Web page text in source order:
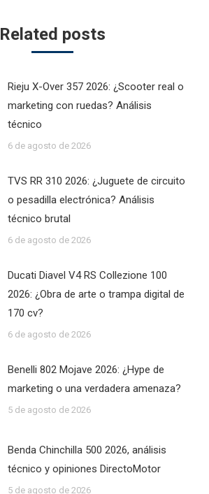
Related posts
Rieju X-Over 357 2026: ¿Scooter real o
marketing con ruedas? Análisis
técnico
6 de agosto de 2026
TVS RR 310 2026: ¿Juguete de circuito
o pesadilla electrónica? Análisis
técnico brutal
6 de agosto de 2026
Ducati Diavel V4 RS Collezione 100
2026: ¿Obra de arte o trampa digital de
170 cv?
6 de agosto de 2026
Benelli 802 Mojave 2026: ¿Hype de
marketing o una verdadera amenaza?
5 de agosto de 2026
Benda Chinchilla 500 2026, análisis
técnico y opiniones DirectoMotor
5 de agosto de 2026